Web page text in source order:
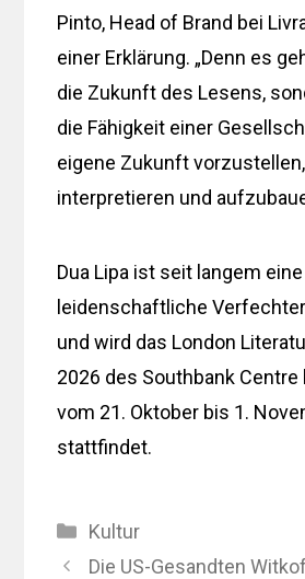
Pinto, Head of Brand bei
einer Erklärung. „Denn es
die Zukunft des Lesens,
die Fähigkeit einer
eigene Zukunft
interpretieren und
Dua Lipa ist seit langem eine
leidenschaftliche
und wird das London
2026 des Southbank Centre
vom 21. Oktober bis 1.
stattfindet.
Kategorien
Kultur
Die US-Gesandten